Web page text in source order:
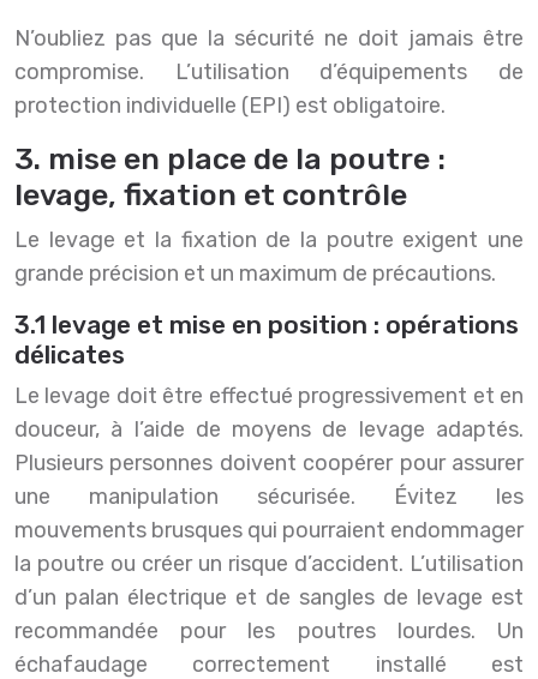
N’oubliez pas que la sécurité ne doit jamais être
compromise. L’utilisation d’équipements de
protection individuelle (EPI) est obligatoire.
3. mise en place de la poutre :
levage, fixation et contrôle
Le levage et la fixation de la poutre exigent une
grande précision et un maximum de précautions.
3.1 levage et mise en position : opérations
délicates
Le levage doit être effectué progressivement et en
douceur, à l’aide de moyens de levage adaptés.
Plusieurs personnes doivent coopérer pour assurer
une manipulation sécurisée. Évitez les
mouvements brusques qui pourraient endommager
la poutre ou créer un risque d’accident. L’utilisation
d’un palan électrique et de sangles de levage est
recommandée pour les poutres lourdes. Un
échafaudage correctement installé est